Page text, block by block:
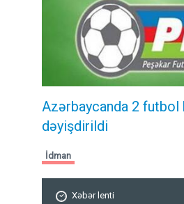
Azərbaycanda 2 futbol
dəyişdirildi
İdman
Xəbər lenti